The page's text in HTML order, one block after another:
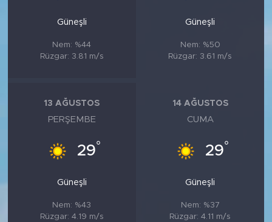
Güneşli
Nem: %44
Rüzgar: 3.81 m/s
Güneşli
Nem: %50
Rüzgar: 3.61 m/s
13 AĞUSTOS
PERŞEMBE
29°
Güneşli
Nem: %43
Rüzgar: 4.19 m/s
14 AĞUSTOS
CUMA
29°
Güneşli
Nem: %37
Rüzgar: 4.11 m/s